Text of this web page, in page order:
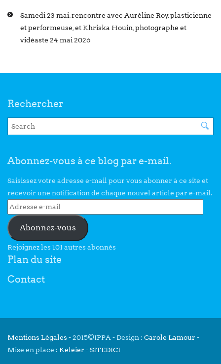
Samedi 23 mai, rencontre avec Auréline Roy, plasticienne
et performeuse, et Khriska Houin, photographe et
vidéaste 24 mai 2026
Rechercher
Abonnez-vous à ce blog par e-mail.
Saisissez votre adresse e-mail pour vous abonner à ce site et
recevoir une notification de chaque nouvel article par e-mail.
Abonnez-vous
Rejoignez les 101 autres abonnés
Plan du site
Contact
Mentions Légales- 2015©IPPA - Design : Carole Lamour -
Mise en place : Keleier -SITEDICI